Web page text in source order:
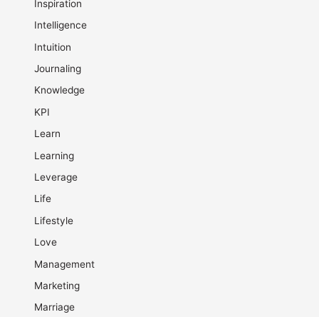
Inspiration
Intelligence
Intuition
Journaling
Knowledge
KPI
Learn
Learning
Leverage
Life
Lifestyle
Love
Management
Marketing
Marriage